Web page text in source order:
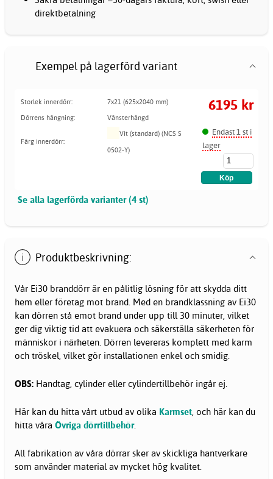
direktbetalning
Exempel på lagerförd variant
Storlek innerdörr:
7x21 (625x2040 mm)
Dörrens hängning:
Vänsterhängd
Färg innerdörr:
Vit (standard) (NCS S
0502-Y)
6195 kr
Endast 1 st i
lager
Se alla lagerförda varianter (4 st)
Produktbeskrivning:
Vår Ei30 branddörr är en pålitlig lösning för att skydda ditt
hem eller företag mot brand. Med en brandklassning av Ei30
kan dörren stå emot brand under upp till 30 minuter, vilket
ger dig viktig tid att evakuera och säkerställa säkerheten för
människor i närheten. Dörren levereras komplett med karm
och tröskel, vilket gör installationen enkel och smidig.
OBS: Handtag, cylinder eller cylindertillbehör ingår ej.
Här kan du hitta vårt utbud av olika Karmset, och här kan du
hitta våra Övriga dörrtillbehör.
All fabrikation av våra dörrar sker av skickliga hantverkare
som använder material av mycket hög kvalitet.